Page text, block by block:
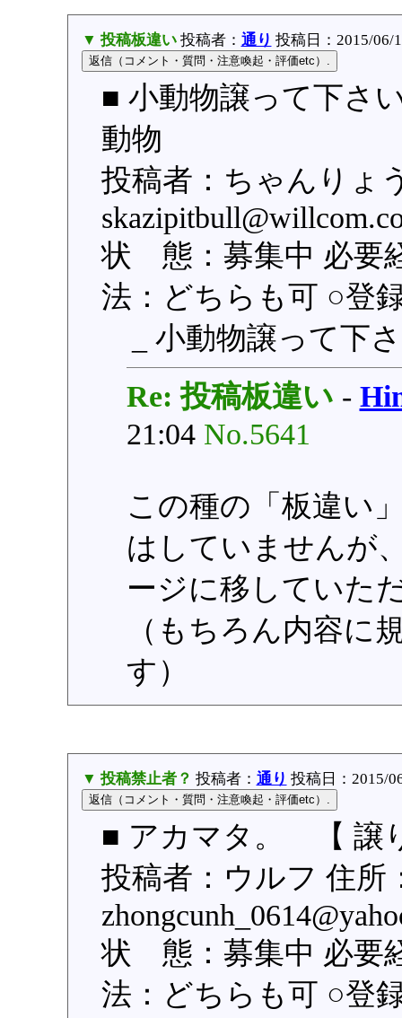
▼ 投稿板違い投稿者： 通り 投稿日：2015/06/
■ 小動物譲って下さ
動物
投稿者：ちゃんりょ
状 態：募集中 必要
法：どちらも可 ○登
_ 小動物譲って下
Re: 投稿板違い -
21:04 No.5641
この種の「板違い
はしていませんが
ージに移していた
（もちろん内容に
す）
▼ 投稿禁止者？ 投稿者： 通り 投稿日：2015/
■ アカマタ。 【 譲
投稿者：ウルフ 住所
状 態：募集中 必要
法：どちらも可 ○登